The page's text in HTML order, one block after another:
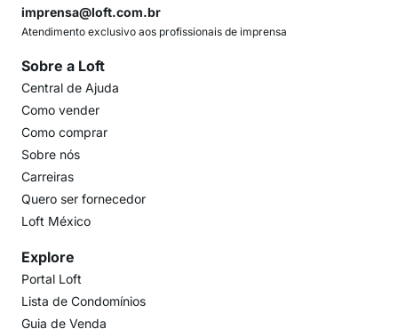
imprensa@loft.com.br
Atendimento exclusivo aos profissionais de imprensa
Sobre a Loft
Central de Ajuda
Como vender
Como comprar
Sobre nós
Carreiras
Quero ser fornecedor
Loft México
Explore
Portal Loft
Lista de Condomínios
Guia de Venda